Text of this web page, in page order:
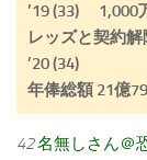
’19 (33) 1,000
レッズと契約解
’20 (34)
年俸総額 21億
42名無しさん＠